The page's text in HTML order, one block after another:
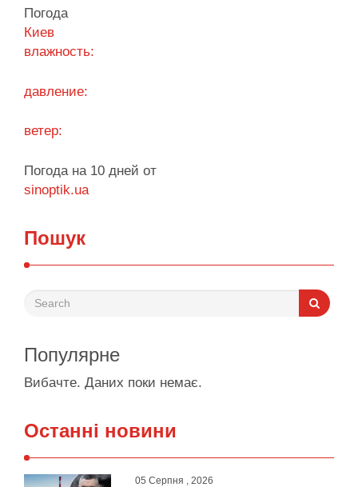
4 серпня заявив депутат Київської міської ради
від …
Погода
Киев
влажность:
давление:
ветер:
Погода на 10 дней от
sinoptik.ua
Пошук
Популярне
Вибачте. Даних поки немає.
Останні новини
05 Серпня , 2026